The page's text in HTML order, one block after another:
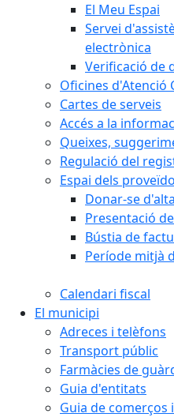
El Meu Espai
Servei
electrònica
Verificació de
Oficines d'Atenció
Cartes de serveis
Accés a la
Queixes,
Regulació del
Espai dels
Donar-se
Presentació
Bústia de
Període mitjà
Calendari fiscal
El municipi
Adreces i telèfons
Transport públic
Farmàcies de
Guia d'entitats
Guia de comerços